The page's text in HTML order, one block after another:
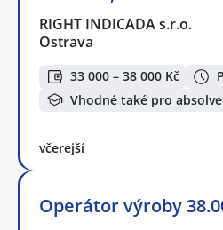
RIGHT INDICADA s.r.o.
Ostrava
33 000 – 38 000 Kč
Vhodné také pro
včerejší
Operátor výroby